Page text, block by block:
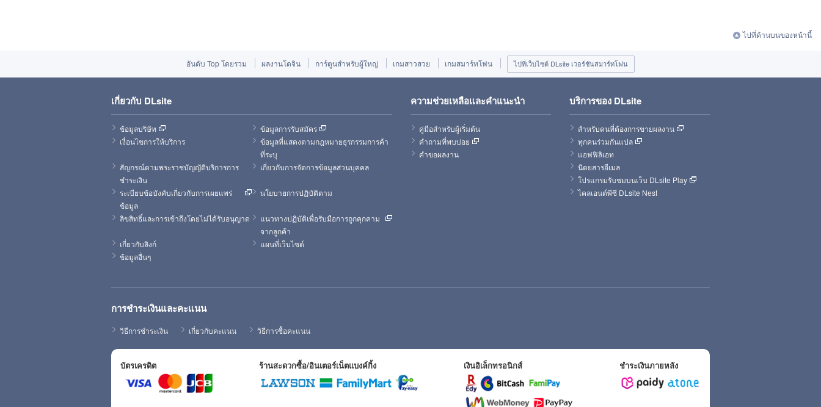
ไปที่ด้านบนของหน้านี้
อันดับ Top โดยรวม ผลงานโดจิน การ์ตูนสำหรับผู้ใหญ่ เกมสาวสวย เกมสมาร์ทโฟน ไปที่เว็บไซต์ DLsite เวอร์ชันสมาร์ทโฟน
เกี่ยวกับ DLsite
ข้อมูลบริษัท
ข้อมูลการรับสมัคร
เงื่อนไขการให้บริการ
ข้อมูลที่แสดงตามกฎหมายธุรกรรมการค้า
ที่ระบุ
สัญกรณ์ตามพระราชบัญญัติบริการการ
ชำระเงิน
เกี่ยวกับการจัดการข้อมูลส่วนบุคคล
ระเบียบข้อบังคับเกี่ยวกับการเผยแพร่
ข้อมูล
นโยบายการปฏิบัติตาม
ลิขสิทธิ์และการเข้าถึงโดยไม่ได้รับอนุญาต
แนวทางปฏิบัติเพื่อรับมือการถูกคุกคาม
จากลูกค้า
เกี่ยวกับลิงก์
แผนที่เว็บไซต์
ข้อมูลอื่นๆ
ความช่วยเหลือและคำแนะนำ
คู่มือสำหรับผู้เริ่มต้น
คำถามที่พบบ่อย
คำขอผลงาน
บริการของ DLsite
สำหรับคนที่ต้องการขายผลงาน
ทุกคนร่วมกันแปล
แอฟฟิลิเอท
นิตยสารอีเมล
โปรแกรมรับชมบนเว็บ DLsite Play
ไคลเอนต์พีซี DLsite Nest
การชำระเงินและคะแนน
วิธีการชำระเงิน เกี่ยวกับคะแนน วิธีการซื้อคะแนน
บัตรเครดิต ร้านสะดวกซื้อ/อินเตอร์เน็ตแบงค์กิ้ง เงินอิเล็กทรอนิกส์ ชำระเงินภายหลัง